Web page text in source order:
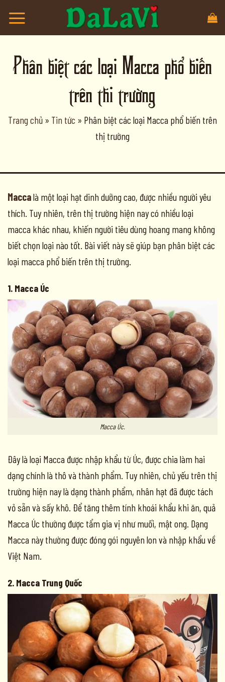
qua
dungPhân biệt các loại Macca phổ biến
trên thị trường
Trang chủ » Tin tức » Phân biệt các loại Macca phổ biến trên
thị trường
Maccalà một loại hạt dinh dưỡng cao, được nhiều người yêu
thích. Tuy nhiên, trên thị trường hiện nay có nhiều loại
macca khác nhau, khiến người tiêu dùng hoang mang không
biết chọn loại nào tốt. Bài viết này sẽ giúp bạn phân biệt các
loại macca phổ biến trên thị trường.
1. Macca Úc
Macca Úc.
Đây là loại Macca được nhập khẩu từ Úc, được chia làm hai
dạng chính là thô và thành phẩm. Tuy nhiên, chủ yếu trên thị
trường hiện nay là dạng thành phẩm, nhân hạt đã được tách
vỏ sẵn và sấy khô. Để tăng thêm tính khoái khẩu khi ăn, quả
Macca Úc thường được tẩm gia vị như muối, mật ong. Dạng
Macca này thường được đóng gói nguyên lon và nhập khẩu về
Việt Nam.
2. Macca Trung Quốc